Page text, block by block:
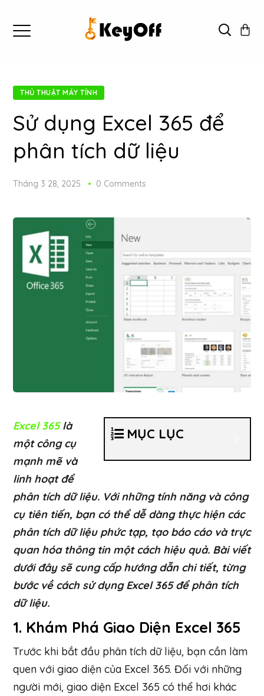
THỦ THUẬT MÁY TÍNH
Sử dụng Excel 365 để
phân tích dữ liệu
Tháng 3 28, 2025 0 Comments
MỤC LỤC
Excel 365là
một công cụ
mạnh mẽ và
linh hoạt để
phân tích dữ liệu. Với những tính năng và công
cụ tiên tiến, bạn có thể dễ dàng thực hiện các
phân tích dữ liệu phức tạp, tạo báo cáo và trực
quan hóa thông tin một cách hiệu quả. Bài viết
dưới đây sẽ cung cấp hướng dẫn chi tiết, từng
bước về cách sử dụng Excel 365 để phân tích
dữ liệu.
1. Khám Phá Giao Diện Excel 365
Trước khi bắt đầu phân tích dữ liệu, bạn cần làm
quen với giao diện của Excel 365. Đối với những
người mới, giao diện Excel 365 có thể hơi khác